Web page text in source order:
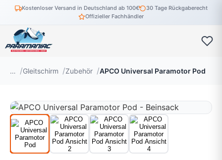
Kostenloser Versand in Deutschland ab 100€
30 Tage Rückgaberecht
Offizieller Fachhändler
… Gleitschirm Zubehör APCO Universal Paramotor Pod